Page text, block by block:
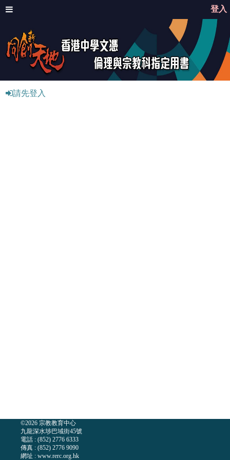
登入
請先登入
©2026 宗教教育中心
九龍深水埗巴域街45號
電話 : (852) 2776 6333
傳真 : (852) 2776 9090
網址 : www.rerc.org.hk